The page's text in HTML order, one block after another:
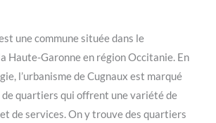
une commune située dans le
Haute-Garonne en région Occitanie. En
l’urbanisme de Cugnaux est marqué
quartiers qui offrent une variété de
de services. On y trouve des quartiers